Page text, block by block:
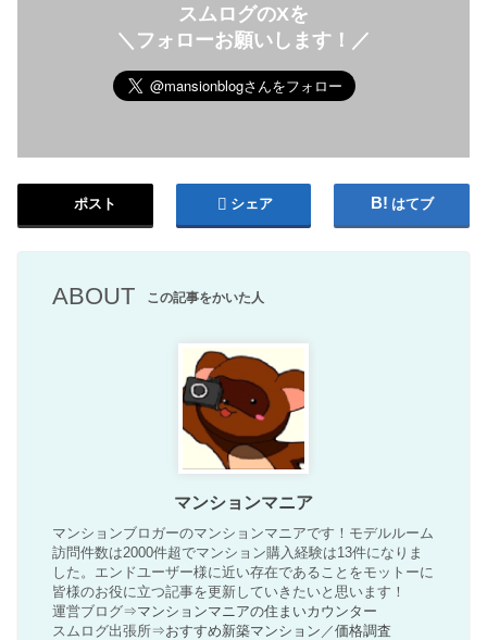
スムログのXを
＼フォローお願いします！／
ポスト シェア はてブ
ABOUT この記事をかいた人
マンションマニア
マンションブロガーのマンションマニアです！モデルルーム
訪問件数は2000件超でマンション購入経験は13件になりま
した。エンドユーザー様に近い存在であることをモットーに
皆様のお役に立つ記事を更新していきたいと思います！
運営ブログ⇒マンションマニアの住まいカウンター
スムログ出張所⇒おすすめ新築マンション ／価格調査